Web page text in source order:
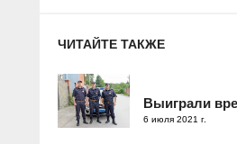
ЧИТАЙТЕ ТАКЖЕ
Выиграли
6 июля 2021 г.